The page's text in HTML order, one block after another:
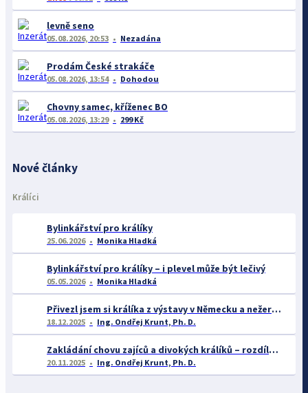
levně seno
05.08.2026, 20:53 Nezadána
Prodám České strakáče
05.08.2026, 13:54 Dohodou
Chovny samec, kříženec BO
05.08.2026, 13:29 299 Kč
Nové články
Králíci
Bylinkářství pro králíky
25.06.2026 Monika Hladká
Bylinkářství pro králíky – i plevel může být lečivý
05.05.2026 Monika Hladká
Přivezl jsem si králíka z výstavy v Německu a nežere – co s tím?
18.12.2025 Ing. Ondřej Krunt, Ph. D.
Zakládání chovu zajíců a divokých králíků – rozdíly v biologii, legislativě a chovatelském přístupu
20.11.2025 Ing. Ondřej Krunt, Ph. D.